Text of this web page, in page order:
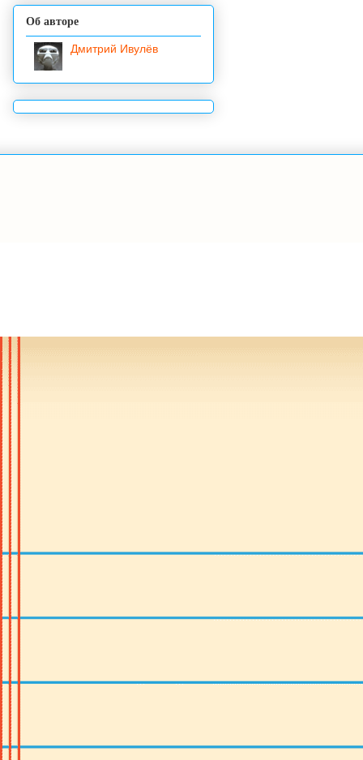
Об авторе
Дмитрий Ивулёв